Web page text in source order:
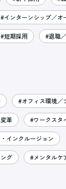
#インターンシップ／オ
#短期採用 #退職
#オフィス環境／
革 #ワークスタ
インクルージョン
グ #メンタルケ